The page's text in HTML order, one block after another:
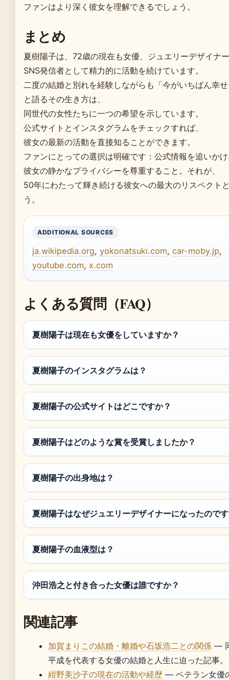
ファンはより深く彼女を理解できるでしょう。
まとめ
夏樹陽子は、72歳の現在も女優、ジュエリーデザイナ
SNS発信者として精力的に活動を続けています。
二度の結婚と別れを経験しながらも「今がいちばん幸
と語るその生き方は、
同世代の女性たちに一つの希望を示しています。
公式サイトとインスタグラムをチェックすれば、
彼女の最新の活動を直接知ることができます。
ファンにとっての選択は明確です：公式情報を追いか
彼女の静かなプライバシーを尊重すること。それが、
50年にわたって輝き続ける彼女への最大のリスペクト
う。
ADDITIONAL SOURCES
ja.wikipedia.org, yokonatsuki.com, car-moby.jp,
youtube.com, x.com
よくある質問（FAQ）
夏樹陽子は現在も女優をしていますか？
夏樹陽子のインスタグラムは？
夏樹陽子の公式サイトはどこですか？
夏樹陽子はどのような賞を受賞しましたか？
夏樹陽子の出身地は？
夏樹陽子はなぜジュエリーデザイナーになったので
夏樹陽子の血液型は？
沖田浩之と付き合った女優は誰ですか？
関連記事
加賀まりこの結婚・離婚や石坂浩二との関係 —
平成を代表する女優の結婚と人生に迫った記事。
紺野美沙子の現在の活動や経歴 — ベテラン女優